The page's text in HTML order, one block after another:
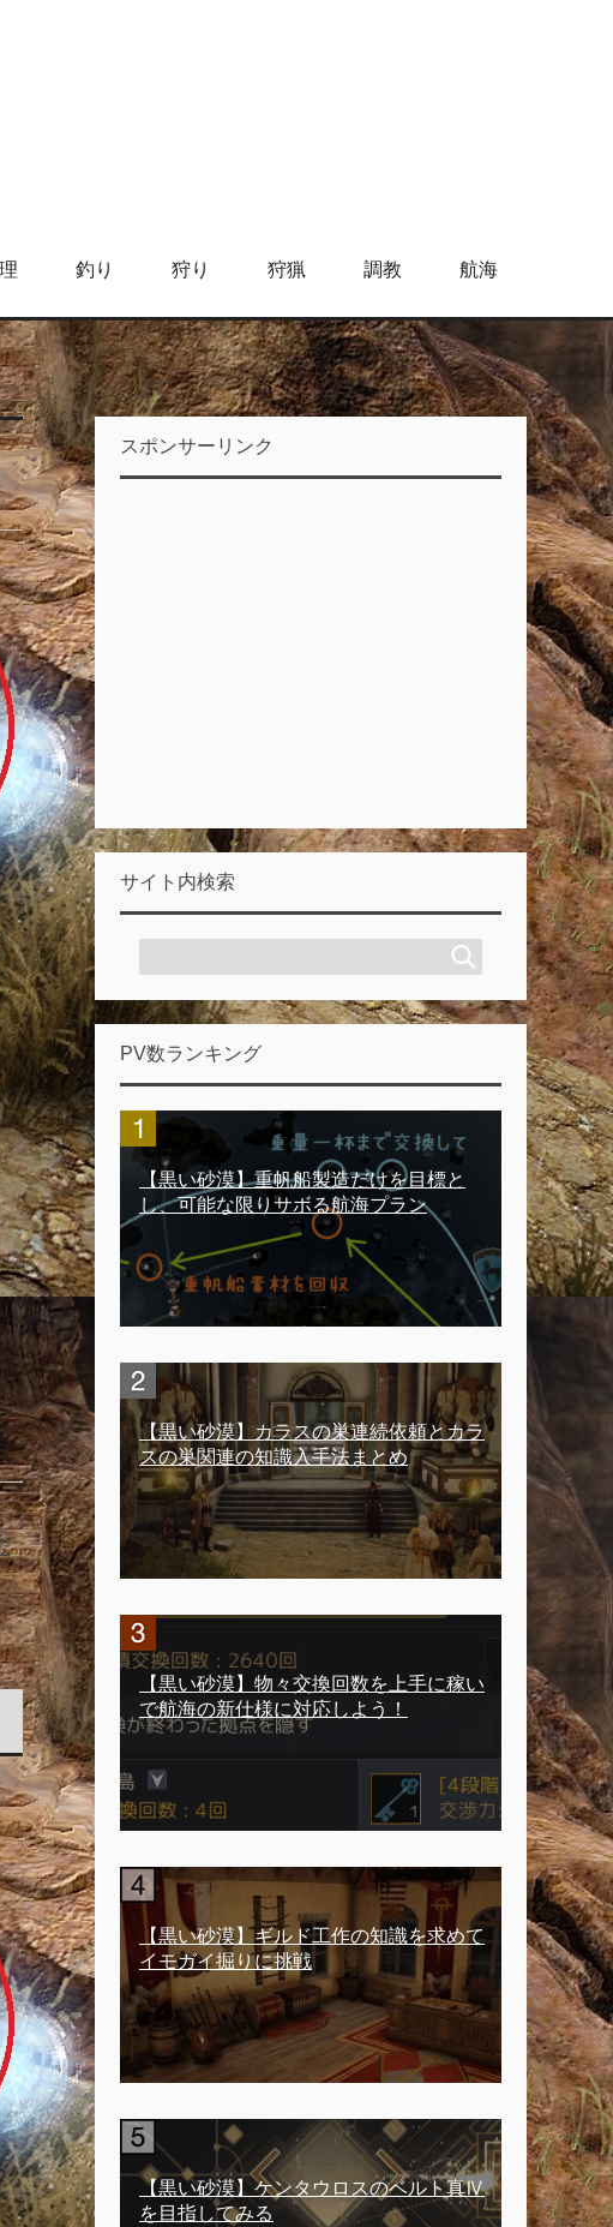
釣り 狩り 狩猟 調教 航海
スポンサーリンク
サイト内検索
PV数ランキング
【黒い砂漠】重帆船製造だけを目標と
し、可能な限りサボる航海プラン
【黒い砂漠】カラスの巣連続依頼とカラ
スの巣関連の知識入手法まとめ
【黒い砂漠】物々交換回数を上手に稼い
で航海の新仕様に対応しよう！
【黒い砂漠】ギルド工作の知識を求めて
イモガイ掘りに挑戦
【黒い砂漠】ケンタウロスのベルト真Ⅳ
を目指してみる